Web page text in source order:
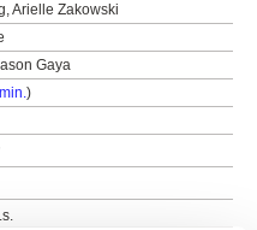
Arielle Zakowski
Gaya
)